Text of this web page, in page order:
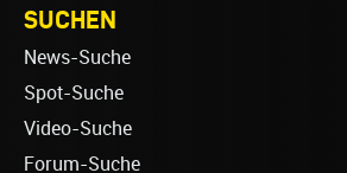
SUCHEN
News-Suche
Spot-Suche
Video-Suche
Forum-Suche